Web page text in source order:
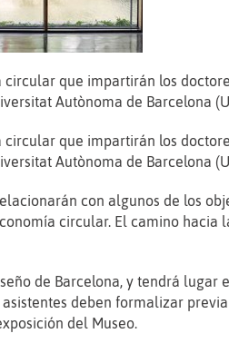
que impartirán los
Autònoma de Barcelona
que impartirán los
Autònoma de Barcelona
con algunos de los
circular. El camino
de Barcelona, y tendrá lugar
deben formalizar
del Museo.